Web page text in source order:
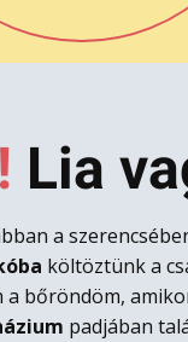
L​ia
a
költöztünk a
a bőröndöm,
padjában